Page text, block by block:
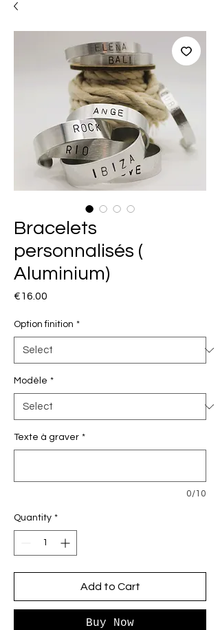
Bracelets
personnalisés (
Aluminium)
€16.00
Option finition *
Modèle *
Texte à graver *
0/10
Quantity *
Add to Cart
Buy Now